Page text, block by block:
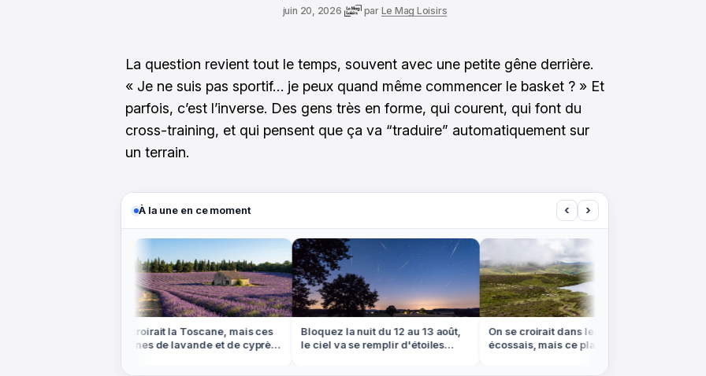
juin 20, 2026 par Le Mag Loisirs
La question revient tout le temps, souvent avec une petite gêne derrière.
« Je ne suis pas sportif… je peux quand même commencer le basket ? » Et
parfois, c’est l’inverse. Des gens très en forme, qui courent, qui font du
cross-training, et qui pensent que ça va “traduire” automatiquement sur
un terrain.
À la une en ce moment ‹ ›
On croirait la Toscane, mais ces
collines de lavande et de cyprès
Bloquez la nuit du 12 au 13 août,
le ciel va se remplir d'étoiles
On se croirait dans les Highlands
écossais, mais ce plateau